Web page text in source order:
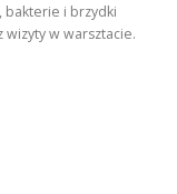
bakterie i brzydki
wizyty w warsztacie.